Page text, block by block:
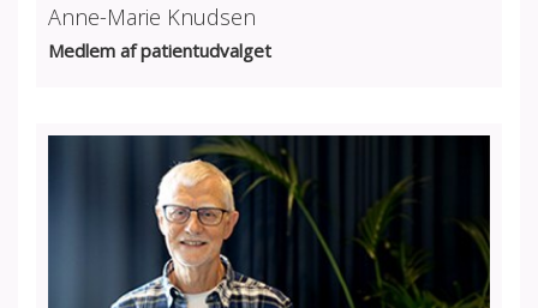
Anne-Marie Knudsen
Medlem af patientudvalget